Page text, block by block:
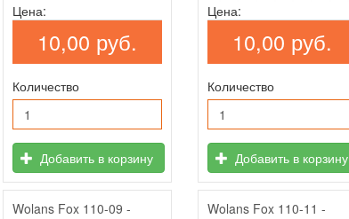
Цена:
10,00 руб.
Количество
Добавить в корзину
Цена:
10,00 руб.
Количество
Добавить в корзину
Wolans Fox 110-09 -
Wolans Fox 110-11 -